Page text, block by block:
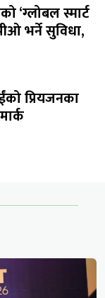
स्मार्ट
भर्ने सुविधा,
प्रियजनका